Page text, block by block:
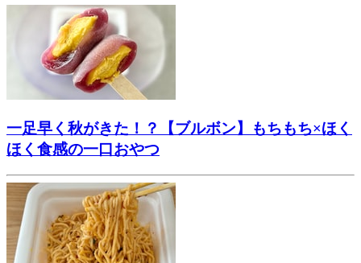
一足早く秋がきた！？【ブルボン】もちもち×ほく
ほく食感の一口おやつ